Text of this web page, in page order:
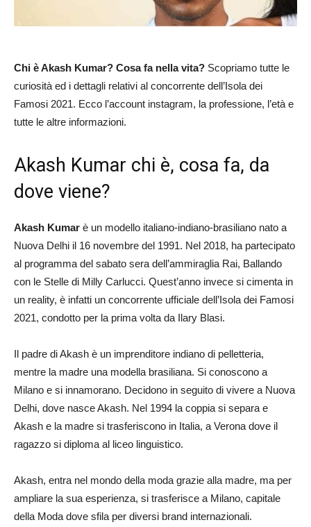
Chi è Akash Kumar? Cosa fa nella vita? Scopriamo tutte le
curiosità ed i dettagli relativi al concorrente dell’Isola dei
Famosi 2021. Ecco l’account instagram, la professione, l’età e
tutte le altre informazioni.
Akash Kumar chi è, cosa fa, da
dove viene?
Akash Kumar è un modello italiano-indiano-brasiliano nato a
Nuova Delhi il 16 novembre del 1991. Nel 2018, ha partecipato
al programma del sabato sera dell’ammiraglia Rai, Ballando
con le Stelle di Milly Carlucci. Quest’anno invece si cimenta in
un reality, è infatti un concorrente ufficiale dell’Isola dei Famosi
2021, condotto per la prima volta da Ilary Blasi.
Il padre di Akash è un imprenditore indiano di pelletteria,
mentre la madre una modella brasiliana. Si conoscono a
Milano e si innamorano. Decidono in seguito di vivere a Nuova
Delhi, dove nasce Akash. Nel 1994 la coppia si separa e
Akash e la madre si trasferiscono in Italia, a Verona dove il
ragazzo si diploma al liceo linguistico.
Akash, entra nel mondo della moda grazie alla madre, ma per
ampliare la sua esperienza, si trasferisce a Milano, capitale
della Moda dove sfila per diversi brand internazionali.